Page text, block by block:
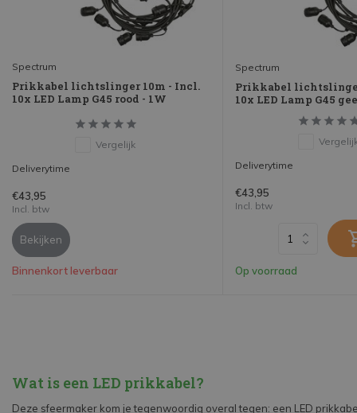
Spectrum
Prikkabel lichtslinger 10m - Incl.
10x LED Lamp G45 rood - 1W
Vergelijk
Deliverytime
€43,95
Incl. btw
Bekijken
Binnenkort leverbaar
Spectrum
Prikkabel
10x LED Lamp G45
Deliverytime
€43,95
Incl. btw
Op voorraad
Wat is een LED prikkabel?
Deze sfeermaker kom je tegenwoordig overal tegen: een LED